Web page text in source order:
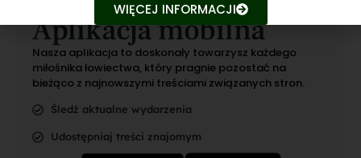
Aplikacja mobilna
Nasza aplikacja to doskonały towarzysz każdego
miłośnika łowiectwa, który pragnie pozostać na
bieżąco z najnowszymi treściami związanych stron.
Śledź aktualne wydarzenia
Udostępniaj treści znajomym
WIĘCEJ INFORMACJI